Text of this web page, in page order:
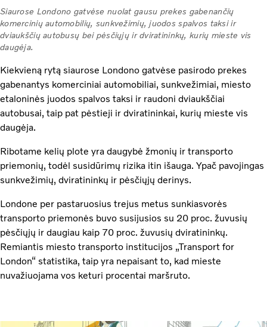
Siaurose Londono gatvėse nuolat gausu prekes gabenančių
komercinių automobilių, sunkvežimių, juodos spalvos taksi ir
dviaukščių autobusų bei pėsčiųjų ir dviratininkų, kurių mieste vis
daugėja.
Kiekvieną rytą siaurose Londono gatvėse pasirodo prekes
gabenantys komerciniai automobiliai, sunkvežimiai, miesto
etaloninės juodos spalvos taksi ir raudoni dviaukščiai
autobusai, taip pat pėstieji ir dviratininkai, kurių mieste vis
daugėja.
Ribotame kelių plote yra daugybė žmonių ir transporto
priemonių, todėl susidūrimų rizika itin išauga. Ypač pavojingas
sunkvežimių, dviratininkų ir pėsčiųjų derinys.
Londone per pastaruosius trejus metus sunkiasvorės
transporto priemonės buvo susijusios su 20 proc. žuvusių
pėsčiųjų ir daugiau kaip 70 proc. žuvusių dviratininkų.
Remiantis miesto transporto institucijos „Transport for
London“ statistika, taip yra nepaisant to, kad mieste
nuvažiuojama vos keturi procentai maršruto.